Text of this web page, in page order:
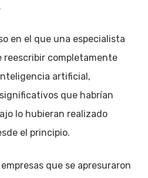
en el que una especialista
completamente
artificial,
que habrían
lo hubieran realizado
el principio.
que se apresuraron